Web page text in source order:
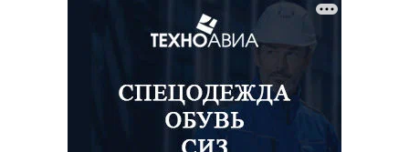
Реклама в «Ъ» www.kommersant.ru/ad